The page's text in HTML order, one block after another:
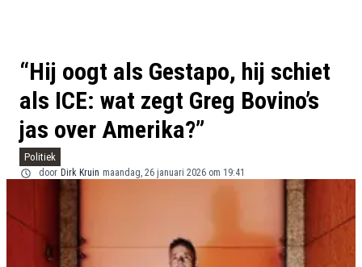
“Hij oogt als Gestapo, hij schiet
als ICE: wat zegt Greg Bovino’s
jas over Amerika?”
Politiek
door Dirk Kruin maandag, 26 januari 2026 om 19:41